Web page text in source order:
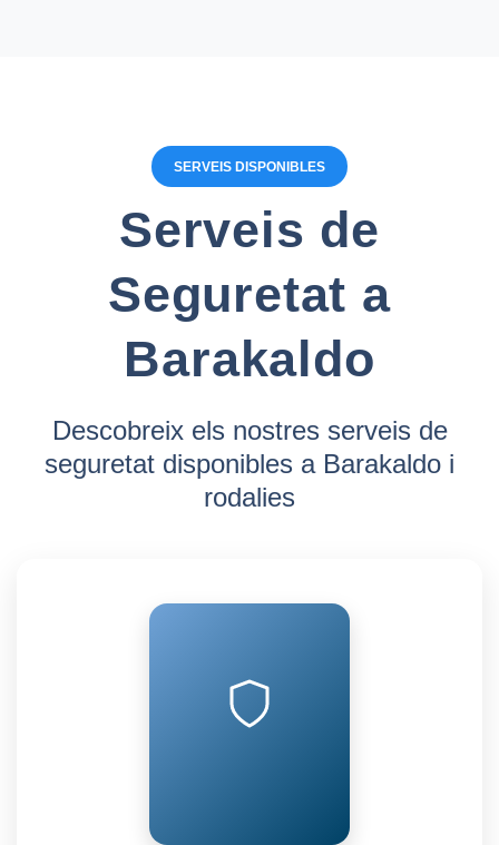
SERVEIS DISPONIBLES
Serveis de
Seguretat a
Barakaldo
Descobreix els nostres serveis de
seguretat disponibles a Barakaldo i
rodalies